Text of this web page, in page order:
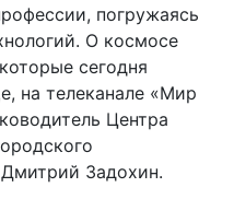
погружаясь
О космосе
сегодня
на телеканале «Мир
Центра
Задохин.